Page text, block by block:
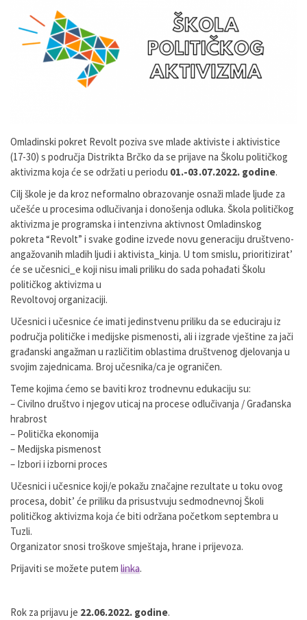
Omladinski pokret Revolt poziva sve mlade aktiviste i aktivistice
(17-30) s područja Distrikta Brčko da se prijave na Školu političkog
aktivizma koja će se održati u periodu 01.-03.07.2022. godine.
Cilj škole je da kroz neformalno obrazovanje osnaži mlade ljude za
učešće u procesima odlučivanja i donošenja odluka. Škola političkog
aktivizma je programska i intenzivna aktivnost Omladinskog
pokreta “Revolt” i svake godine izvede novu generaciju društveno-
angažovanih mladih ljudi i aktivista_kinja. U tom smislu, prioritizirat’
će se učesnici_e koji nisu imali priliku do sada pohađati Školu
političkog aktivizma u
Revoltovoj organizaciji.
Učesnici i učesnice će imati jedinstvenu priliku da se educiraju iz
područja političke i medijske pismenosti, ali i izgrade vještine za jači
građanski angažman u različitim oblastima društvenog djelovanja u
svojim zajednicama. Broj učesnika/ca je ograničen.
Teme kojima ćemo se baviti kroz trodnevnu edukaciju su:
–Civilno društvo i njegov uticaj na procese odlučivanja / Građanska
hrabrost
– Politička ekonomija
– Medijska pismenost
– Izbori i izborni proces
Učesnici i učesnice koji/e pokažu značajne rezultate u toku ovog
procesa, dobit’ će priliku da prisustvuju sedmodnevnoj Školi
političkog aktivizma koja će biti održana početkom septembra u
Tuzli.
Organizator snosi troškove smještaja, hrane i prijevoza.
Prijaviti se možete putem linka.
Rok za prijavu je 22.06.2022. godine.